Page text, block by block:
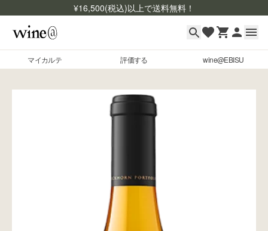
¥16,500(税込)以上で送料無料！
マイカルテ 評価する wine@EBISU
マイカルテ